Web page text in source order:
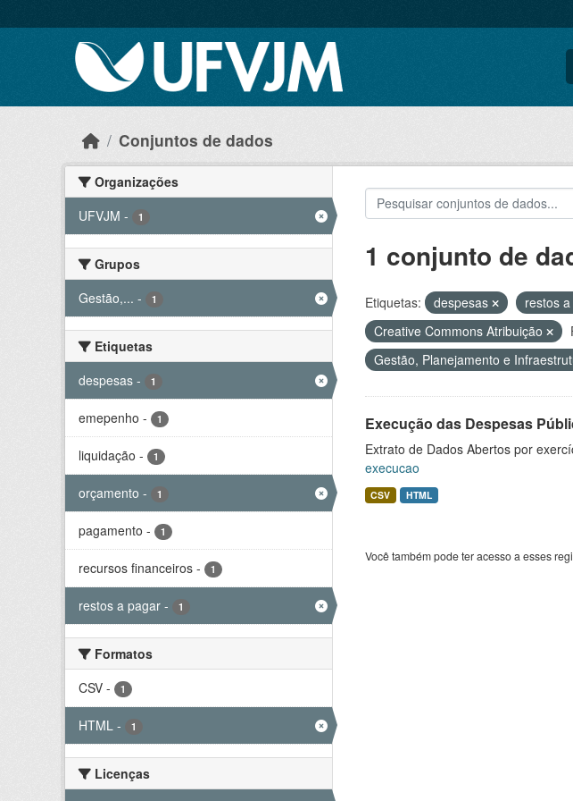
Conjuntos de dados
Organizações
UFVJM - 1
Grupos
Gestão,... - 1
Etiquetas
despesas - 1
emepenho - 1
liquidação - 1
orçamento - 1
pagamento - 1
recursos financeiros - 1
restos a pagar - 1
Formatos
CSV - 1
HTML - 1
Licenças
1 conjunto de
Etiquetas: despesas restos
Creative Commons Atribuição
Gestão, Planejamento e
Execução das Despesas
Extrato de Dados Abertos por
execucao
CSV HTML
Você também pode ter acesso a esses